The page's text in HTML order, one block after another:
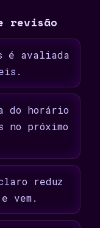
revisão
é avaliada
do horário
no próximo
reduz
vem.